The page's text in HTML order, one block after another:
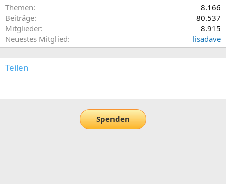
Themen
8.166
Beiträge
80.537
Mitglieder
8.915
Neuestes Mitglied
lisadave
Teilen
Spenden